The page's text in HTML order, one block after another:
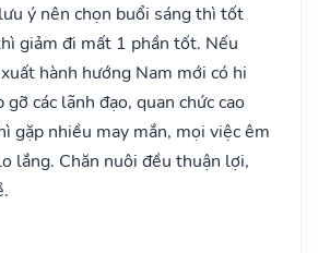
ý nên chọn buổi sáng thì tốt
giảm đi mất 1 phần tốt. Nếu
hành hướng Nam mới có hi
các lãnh đạo, quan chức cao
gặp nhiều may mắn, mọi việc êm
lắng. Chăn nuôi đều thuận lợi,